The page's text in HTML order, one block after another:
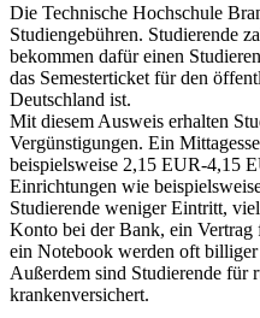
Die Technische Hochschule
Studiengebühren. Studierende
bekommen dafür einen
das Semesterticket für den
Deutschland ist.
Mit diesem Ausweis erhalten
Vergünstigungen. Ein
beispielsweise 2,15 EUR-4,15
Einrichtungen wie
Studierende weniger Eintritt,
Konto bei der Bank, ein
ein Notebook werden oft billiger
Außerdem sind Studierende für
krankenversichert.